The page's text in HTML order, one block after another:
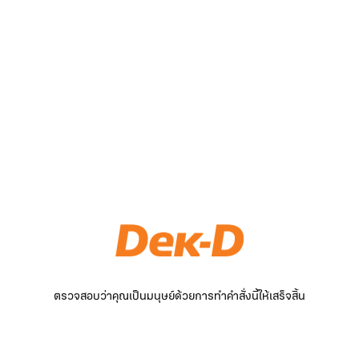
ตรวจสอบว่าคุณเป็นมนุษย์ด้วยการทำคำสั่งนี้ให้เสร็จสิ้น